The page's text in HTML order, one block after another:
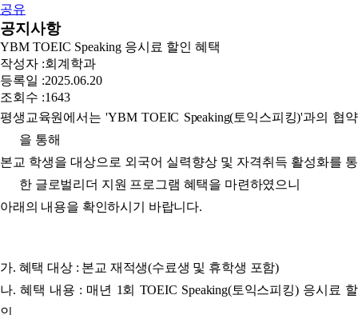
공유
공지사항
YBM TOEIC Speaking 응시료 할인 혜택
작성자 :회계학과
등록일 :2025.06.20
조회수 :1643
평생교육원에서는 'YBM TOEIC Speaking(토익스피킹)'과의 협약
을 통해
본교 학생을 대상으로 외국어 실력향상 및 자격취득 활성화를 통
한 글로벌리더 지원 프로그램 혜택을 마련하였으니
아래의 내용을 확인하시기 바랍니다.
가. 혜택 대상 : 본교 재적생(수료생 및 휴학생 포함)
나. 혜택 내용 : 매년 1회 TOEIC Speaking(토익스피킹) 응시료 할
인